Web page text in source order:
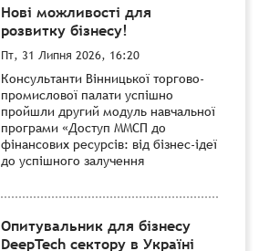
Нові можливості для
розвитку бізнесу!
Пт, 31 Липня 2026, 16:20
Консультанти Вінницької торгово-
промислової палати успішно
пройшли другий модуль навчальної
програми «Доступ ММСП до
фінансових ресурсів: від бізнес-ідеї
до успішного залучення
Опитувальник для бізнесу
DeepTech сектору в Україні